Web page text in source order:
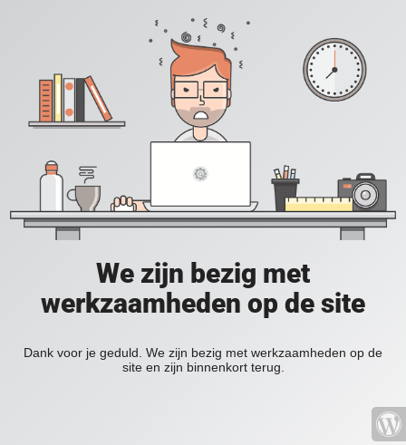
We zijn bezig met
werkzaamheden op de site
Dank voor je geduld. We zijn bezig met werkzaamheden op de
site en zijn binnenkort terug.